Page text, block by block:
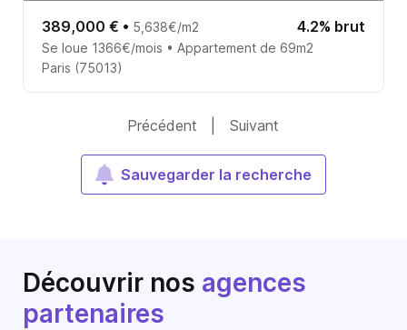
389,000 € • 5,638€/m2 4.2% brut
Se loue 1366€/mois • Appartement de 69m2
Paris (75013)
Précédent Suivant
Sauvegarder la recherche
Découvrir nos agences
partenaires